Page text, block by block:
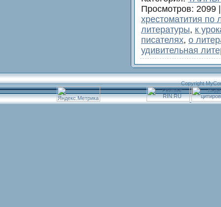
Просмотров: 2099
хрестоматития по
литературы, к
писателях, о
удивительная
Copyright